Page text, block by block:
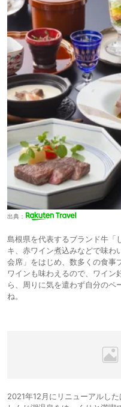
出典：
島根県を代表するブランド牛「
キ、赤ワイン煮込みなどで味わ
会席」をはじめ、数多くの食事
ワインも味わえるので、ワイン
ら、周りに気を遣わず自分のペ
ね。
2021年12月にリニューアルし